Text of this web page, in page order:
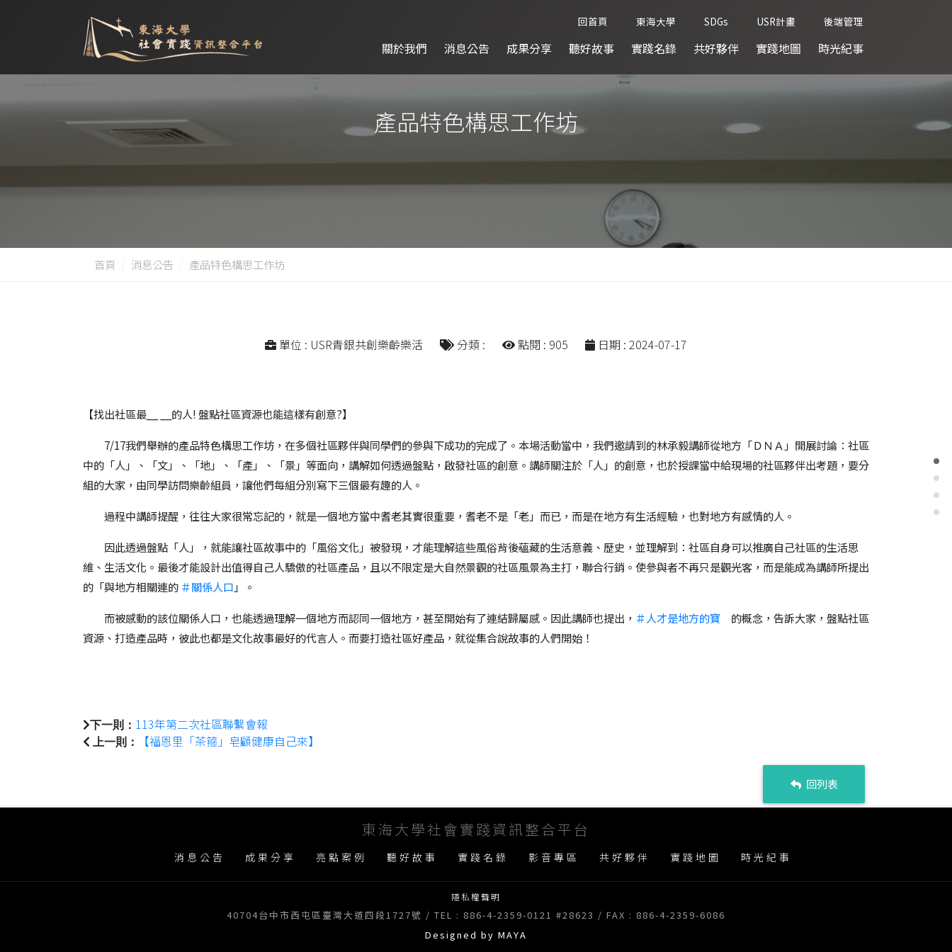
回首頁 東海大學 SDGs USR計畫 後端管理
關於我們 消息公告 成果分享 聽好故事 實踐名錄 共好夥伴 實踐地圖 時光紀事
產品特色構思工作坊
首頁 消息公告 產品特色構思工作坊
單位 : USR青銀共創樂齡樂活 分類 : 點閱 : 905 日期 : 2024-07-17
【找出社區最__ __的人! 盤點社區資源也能這樣有創意?】
7/17我們舉辦的產品特色構思工作坊，在多個社區夥伴與同學們的參與下成功的完成了。本場活動當中，我們邀請到的林承毅講師從地方「ＤＮＡ」開展討論：社區
中的「人」、「文」、「地」、「產」、「景」等面向，講解如何透過盤點，啟發社區的創意。講師關注於「人」的創意，也於授課當中給現場的社區夥伴出考題，要分
組的大家，由同學訪問樂齡組員，讓他們每組分別寫下三個最有趣的人。
過程中講師提醒，往往大家很常忘記的，就是一個地方當中耆老其實很重要，耆老不是「老」而已，而是在地方有生活經驗，也對地方有感情的人。
因此透過盤點「人」，就能讓社區故事中的「風俗文化」被發現，才能理解這些風俗背後蘊藏的生活意義、歷史，並理解到：社區自身可以推廣自己社區的生活思
維、生活文化。最後才能設計出值得自己人驕傲的社區產品，且以不限定是大自然景觀的社區風景為主打，聯合行銷。使參與者不再只是觀光客，而是能成為講師所提出
的「與地方相關連的 ＃關係人口 」。
而被感動的該位關係人口，也能透過理解一個地方而認同一個地方，甚至開始有了連結歸屬感。因此講師也提出， ＃人才是地方的寶 的概念，告訴大家，盤點社區
資源、打造產品時，彼此也都是文化故事最好的代言人。而要打造社區好產品，就從集合說故事的人們開始！
下一則： 113年第二次社區聯繫會報
上一則： 【福恩里「茶箍」皂顧健康自己來】
回列表
東海大學社會實踐資訊整合平台
消息公告 成果分享 亮點案例 聽好故事 實踐名錄 影音專區 共好夥伴 實踐地圖 時光紀事
隱私權聲明
40704台中市西屯區臺灣大道四段1727號 / TEL : 886-4-2359-0121 #28623 / FAX : 886-4-2359-6086
Designed by MAYA